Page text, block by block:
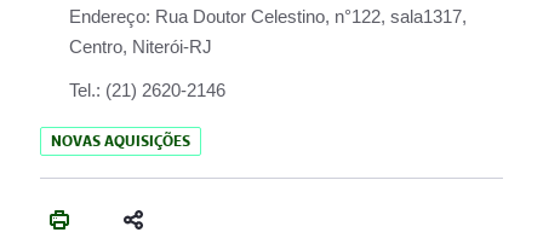
Endereço: Rua Doutor Celestino, n°122, sala1317,
Centro, Niterói-RJ
Tel.: (21) 2620-2146
NOVAS AQUISIÇÕES